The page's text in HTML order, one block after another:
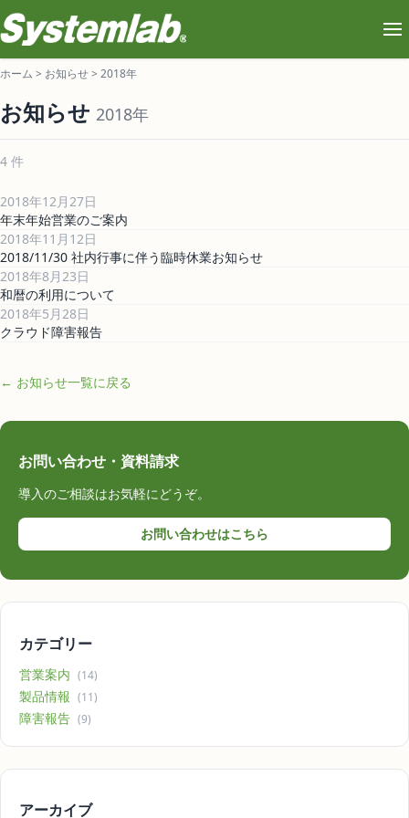
ホーム > お知らせ> 2018年
お知らせ 2018年
4 件
2018年12月27日
年末年始営業のご案内
2018年11月12日
2018/11/30 社内行事に伴う臨時休業お知らせ
2018年8月23日
和暦の利用について
2018年5月28日
クラウド障害報告
← お知らせ一覧に戻る
お問い合わせ・資料請求
導入のご相談はお気軽にどうぞ。
お問い合わせはこちら
カテゴリー
営業案内 (14)
製品情報 (11)
障害報告 (9)
アーカイブ